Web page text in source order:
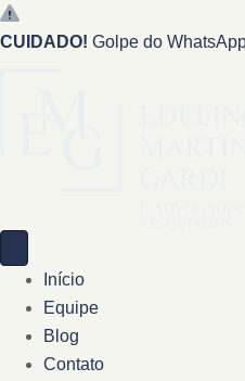
CUIDADO! Golpe do
Início
Equipe
Blog
Contato